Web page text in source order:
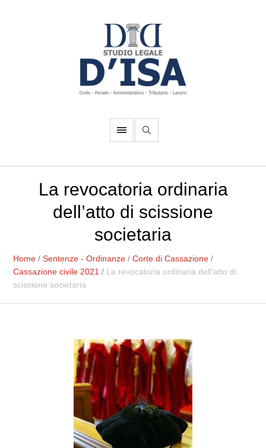
La revocatoria ordinaria
dell’atto di scissione
societaria
Home /Sentenze - Ordinanze /Corte di Cassazione /
Cassazione civile 2021 / La revocatoria ordinaria dell’atto di
scissione societaria